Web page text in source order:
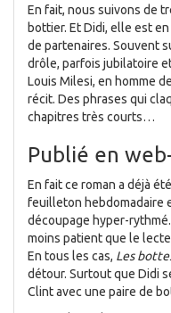
En fait, nous suivons de
bottier. Et Didi, elle est
de partenaires. Souvent
drôle, parfois jubilatoire
Louis Milesi, en homme
récit. Des phrases qui
chapitres très courts…
Publié en
En fait ce roman a déjà
feuilleton hebdomadaire
découpage hyper-
moins patient que le
En tous les cas, Les
détour. Surtout que Didi
Clint avec une paire de